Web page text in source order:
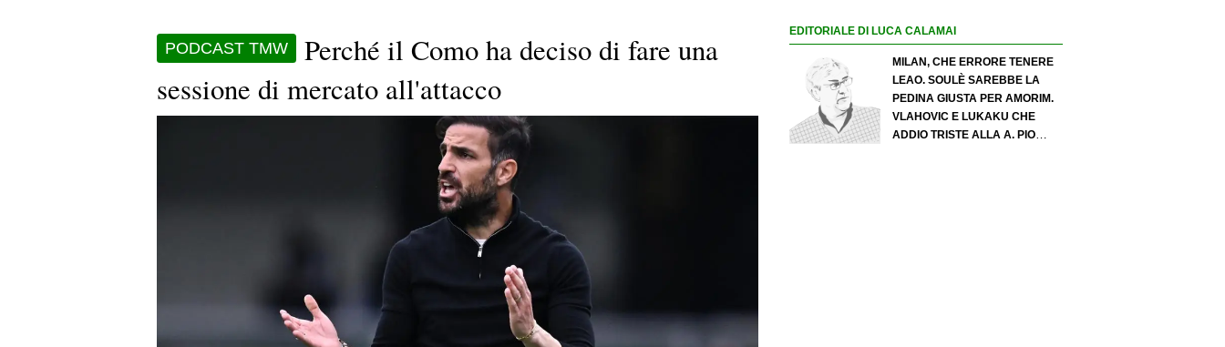
PODCAST TMW
Perché il Como ha deciso di fare una
sessione di mercato all'attacco
EDITORIALE DI LUCA CALAMAI
MILAN, CHE ERRORE TENERE
LEAO. SOULÈ SAREBBE LA
PEDINA GIUSTA PER AMORIM.
VLAHOVIC E LUKAKU CHE
ADDIO TRISTE ALLA A. PIO